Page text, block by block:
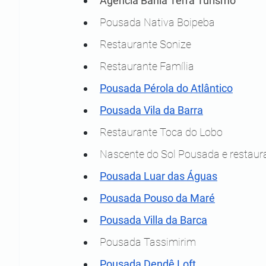
Pousada Nativa Boipeba
Restaurante Sonize
Restaurante Família
Pousada Pérola do Atlântico
Pousada Vila da Barra
Restaurante Toca do Lobo
Nascente do Sol Pousada e
Pousada Luar das Águas
Pousada Pouso da Maré
Pousada Villa da Barca
Pousada Tassimirim